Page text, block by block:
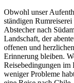
Obwohl unser
ständigen
Abstecher nach
Landschaft, der
offenen und
Erinnerung bleiben.
Reisebedingungen im
weniger Probleme